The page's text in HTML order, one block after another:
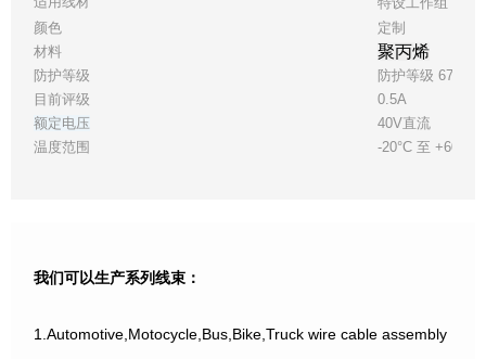
颜色
定制
材料
聚丙烯
防护等级
防护等级 67
目前评级
0.5A
额定电压
40V直流
温度范围
-20°C 至 +60°C
我们可以生产系列线束：
1.Automotive,Motocycle,Bus,Bike,Truck wire cable assembly